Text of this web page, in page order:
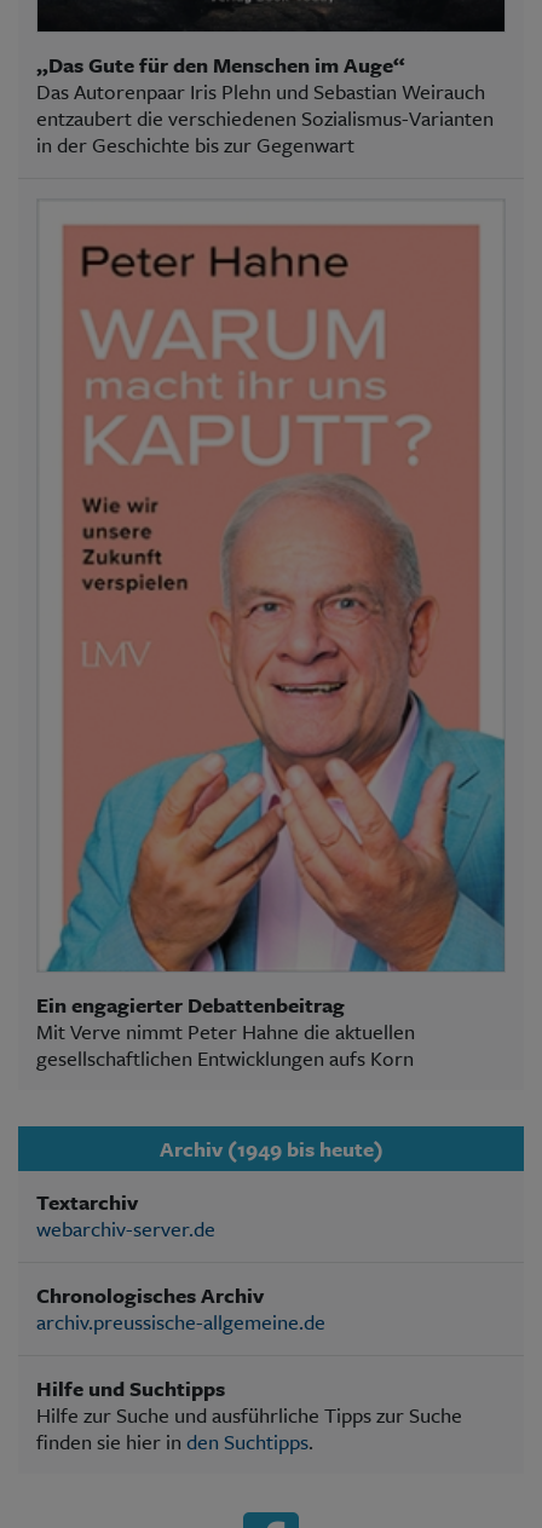
„Das Gute für den Menschen im Auge“
Das Autorenpaar Iris Plehn und Sebastian Weirauch
entzaubert die verschiedenen Sozialismus-Varianten
in der Geschichte bis zur Gegenwart
Ein engagierter Debattenbeitrag
Mit Verve nimmt Peter Hahne die aktuellen
gesellschaftlichen Entwicklungen aufs Korn
Archiv (1949 bis heute)
Textarchiv
webarchiv-server.de
Chronologisches Archiv
archiv.preussische-allgemeine.de
Hilfe und Suchtipps
Hilfe zur Suche und ausführliche Tipps zur Suche
finden sie hier in den Suchtipps.